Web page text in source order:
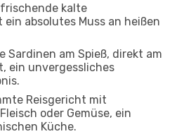
kalte
ein absolutes Muss an heißen
Sardinen am Spieß, direkt am
ein unvergessliches
Reisgericht mit
oder Gemüse, ein
Küche.